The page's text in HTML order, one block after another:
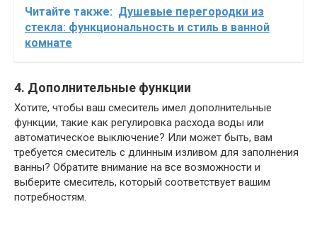
Читайте также: Душевые перегородки из
стекла: функциональность и стиль в ванной
комнате
4. Дополнительные функции
Хотите, чтобы ваш смеситель имел дополнительные
функции, такие как регулировка расхода воды или
автоматическое выключение? Или может быть, вам
требуется смеситель с длинным изливом для заполнения
ванны? Обратите внимание на все возможности и
выберите смеситель, который соответствует вашим
потребностям.